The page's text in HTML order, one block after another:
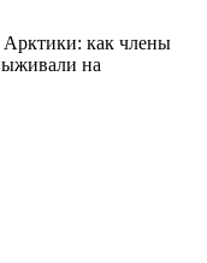
Арктики: как члены
на